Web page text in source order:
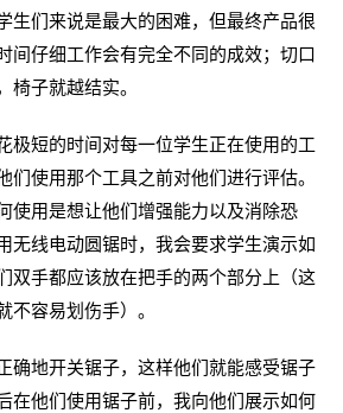
生们来说是最大的困难，但最终产品很
间仔细工作会有完全不同的成效；切口
子就越结实。
极短的时间对每一位学生正在使用的工
们使用那个工具之前对他们进行评估。
使用是想让他们增强能力以及消除恐
无线电动圆锯时，我会要求学生演示如
双手都应该放在把手的两个部分上（这
容易划伤手）。
确地开关锯子，这样他们就能感受锯子
在他们使用锯子前，我向他们展示如何